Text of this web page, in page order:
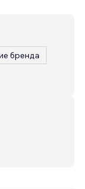
бренда